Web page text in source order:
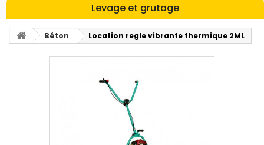
Levage et grutage
Béton Location regle vibrante thermique 2ML